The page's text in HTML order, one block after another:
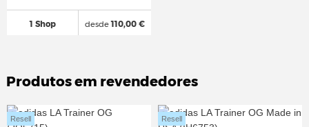
1 Shop desde110,00 €
Produtos em revendedores
Resell Resell